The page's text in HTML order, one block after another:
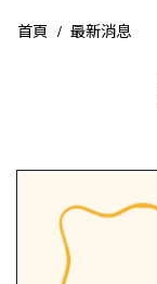
首頁 最新消息